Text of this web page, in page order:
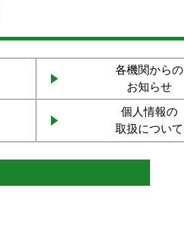
各機関からの
お知らせ
個人情報の
取扱について